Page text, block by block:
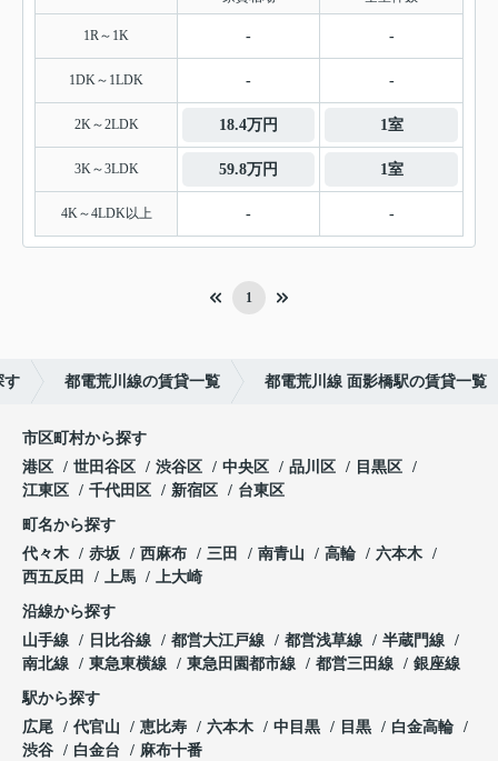
1R～1K - -
1DK～1LDK - -
2K～2LDK 18.4万円 1室
3K～3LDK 59.8万円 1室
4K～4LDK以上 - -
1
す 都電荒川線の賃貸一覧 都電荒川線 面影橋駅の賃貸一覧
市区町村から探す
港区
世田谷区 渋谷区 中央区 品川区
目黒区
江東区
千代田区 新宿区 台東区
町名から探す
代々木
赤坂 西麻布 三田 南青山 高輪
六本木
西五反田
上馬 上大崎
沿線から探す
山手線
日比谷線 都営大江戸線 都営浅草線
半蔵門線
南北線
東急東横線 東急田園都市線 都営三田線 銀座線
駅から探す
広尾
代官山 恵比寿 六本木 中目黒 目黒
白金高輪
渋谷
白金台 麻布十番